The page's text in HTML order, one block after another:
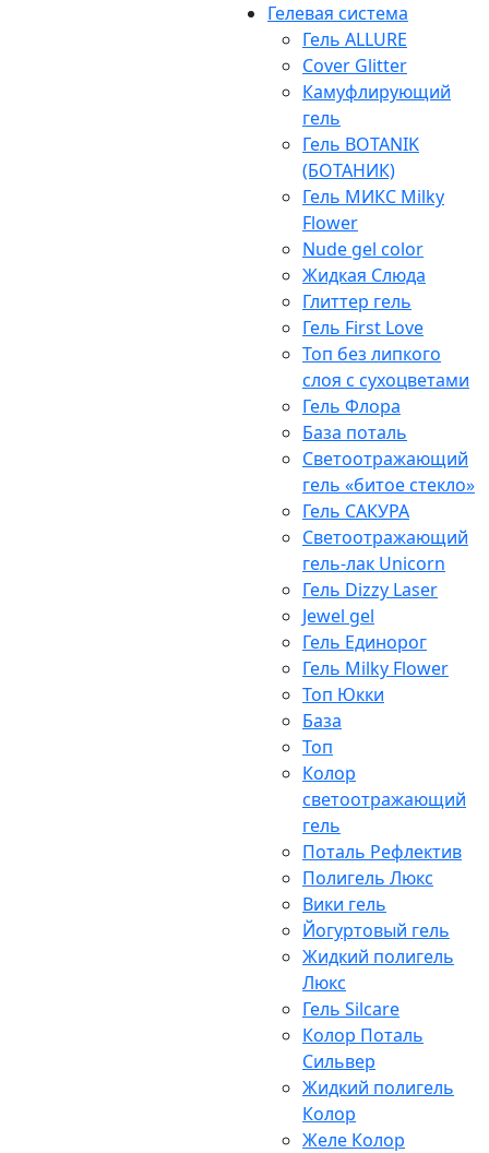
Гелевая система
Гель ALLURE
Cover Glitter
Камуфлирующий
гель
Гель BOTANIK
(БОТАНИК)
Гель МИКС Milky
Flower
Nude gel color
Жидкая Слюда
Глиттер гель
Гель First Love
Топ без липкого
слоя с сухоцветами
Гель Флора
База поталь
Светоотражающий
гель «битое стекло»
Гель САКУРА
Светоотражающий
гель-лак Unicorn
Гель Dizzy Laser
Jewel gel
Гель Единорог
Гель Milky Flower
Топ Юкки
База
Топ
Колор
светоотражающий
гель
Поталь Рефлектив
Полигель Люкс
Вики гель
Йогуртовый гель
Жидкий полигель
Люкс
Гель Silcare
Колор Поталь
Сильвер
Жидкий полигель
Колор
Желе Колор